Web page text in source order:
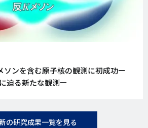
ソンを含む原子核の観測に初成功ー
迫る新たな観測ー
の研究成果一覧を見る